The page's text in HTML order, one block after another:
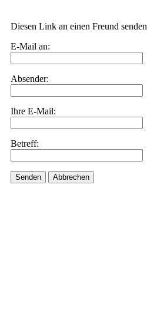
Diesen Link an einen Freund senden
E-Mail an:
Absender:
Ihre E-Mail:
Betreff:
Senden Abbrechen